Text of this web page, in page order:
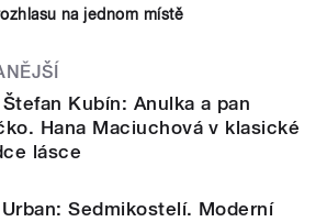
na jednom místě
Kubín: Anulka a pan
Hana Maciuchová v klasické
lásce
Sedmikostelí. Moderní